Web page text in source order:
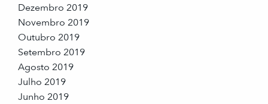
Dezembro 2019
Novembro 2019
Outubro 2019
Setembro 2019
Agosto 2019
Julho 2019
Junho 2019